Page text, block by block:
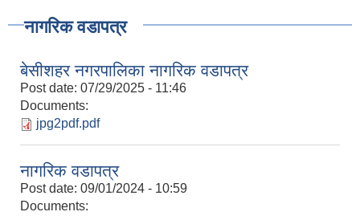
नागरिक वडापत्र
बेसीशहर नगरपालिका नागरिक वडापत्र
Post date: 07/29/2025 - 11:46
Documents:
jpg2pdf.pdf
नागरिक वडापत्र
Post date: 09/01/2024 - 10:59
Documents: